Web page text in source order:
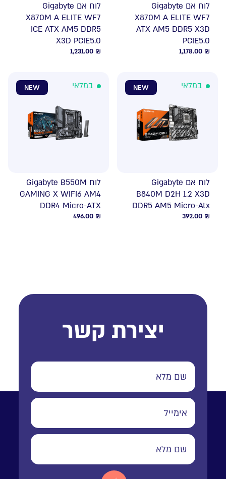
לוח אם Gigabyte
X870M A ELITE WF7
ATX AM5 DDR5 X3D
PCIE5.0
1,178.00 ₪
לוח אם Gigabyte
X870M A ELITE WF7
ICE ATX AM5 DDR5
X3D PCIE5.0
1,231.00 ₪
NEW במלאי
לוח אם Gigabyte
B840M D2H 1.2 X3D
DDR5 AM5 Micro-Atx
392.00 ₪
NEW במלאי
לוח Gigabyte B550M
GAMING X WIFI6 AM4
DDR4 Micro-ATX
496.00 ₪
יצירת קשר